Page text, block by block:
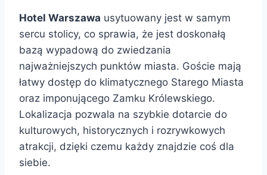
Hotel Warszawa usytuowany jest w samym
sercu stolicy, co sprawia, że jest doskonałą
bazą wypadową do zwiedzania
najważniejszych punktów miasta. Goście mają
łatwy dostęp do klimatycznego Starego Miasta
oraz imponującego Zamku Królewskiego.
Lokalizacja pozwala na szybkie dotarcie do
kulturowych, historycznych i rozrywkowych
atrakcji, dzięki czemu każdy znajdzie coś dla
siebie.